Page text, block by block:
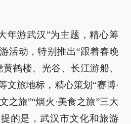
年游武汉”为主题，精心筹
活动，特别推出“跟着春晚
鹤楼、光谷、长江游船、
文旅地标，精心策划“赛博·
之旅”“烟火·美食之旅”三大
的是，武汉市文化和旅游